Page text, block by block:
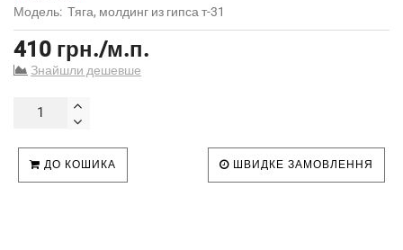
Модель: Тяга, молдинг из гипса т-31
410 грн./м.п.
Знайшли дешевше
ДО КОШИКА ШВИДКЕ ЗАМОВЛЕННЯ